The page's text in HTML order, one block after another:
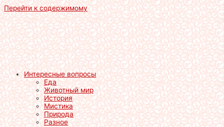
Перейти к содержимому
Интересные вопросы
Еда
Животный мир
История
Мистика
Природа
Разное